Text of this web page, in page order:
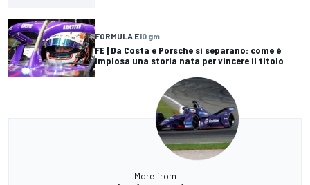
FORMULA E10 gm
FE | Da Costa e Porsche si separano: come è
implosa una storia nata per vincere il titolo
More from